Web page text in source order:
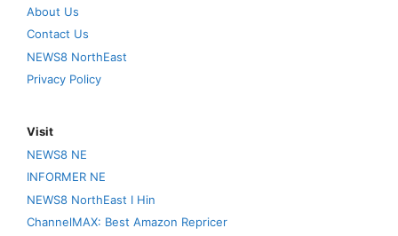
About Us
Contact Us
NEWS8 NorthEast
Privacy Policy
Visit
NEWS8 NE
INFORMER NE
NEWS8 NorthEast I Hin
ChannelMAX: Best Amazon Repricer